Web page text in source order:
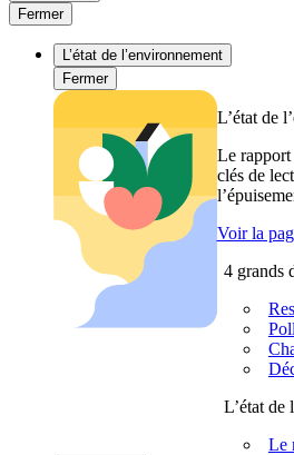
Fermer
L’état de l’environnement
Fermer
L’état de
Le rapport
clés de
Voir la
4 grands
L’état de
Le